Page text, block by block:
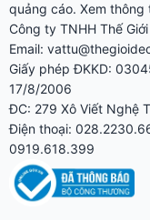
quảng cáo. Xem thông
Công ty TNHH Thế
Email:
Giấy phép ĐKKD:
17/8/2006
ĐC: 279 Xô Viết Nghệ
Điện thoại:
0919.618.399